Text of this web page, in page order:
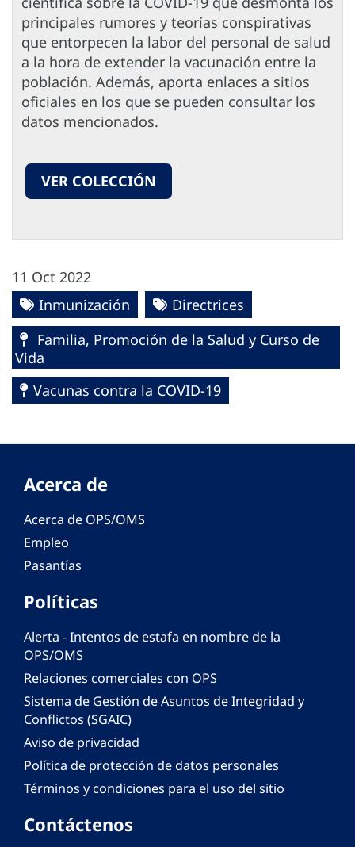
principales rumores y teorías conspirativas
que entorpecen la labor del personal de salud
a la hora de extender la vacunación entre la
población. Además, aporta enlaces a sitios
oficiales en los que se pueden consultar los
datos mencionados.
VER COLECCIÓN
11 Oct 2022
Inmunización
Directrices
Familia, Promoción de la Salud y Curso de
Vida
Vacunas contra la COVID-19
Acerca de
Acerca de OPS/OMS
Empleo
Pasantías
Políticas
Alerta - Intentos de estafa en nombre de la
OPS/OMS
Relaciones comerciales con OPS
Sistema de Gestión de Asuntos de Integridad y
Conflictos (SGAIC)
Aviso de privacidad
Política de protección de datos personales
Términos y condiciones para el uso del sitio
Contáctenos